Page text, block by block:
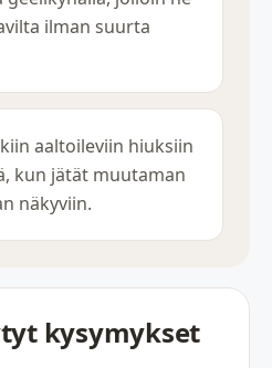
ilman suurta
aaltoileviin hiuksiin
kun jätät muutaman
näkyviin.
kysymykset